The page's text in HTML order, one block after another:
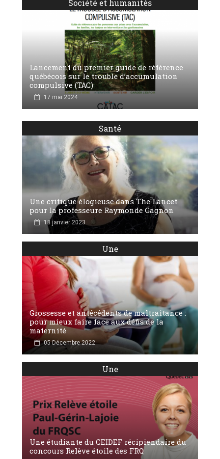
Société et humanités
Lancement du premier guide de référence
québécois sur le trouble d’accumulation
compulsive (TAC)
17 mai 2024
Santé
Une critique élogieuse dans The Lancet
pour la professeure Raymonde Gagnon
18 janvier 2023
Une
Grossesse et antécédents de maltraitance :
pour mieux faire face aux défis de la
maternité
05 Décembre 2022
Une
Une étudiante du CEIDEF récipiendaire du
concours Relève étoile des FRQ